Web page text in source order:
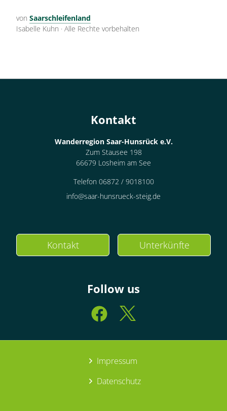
von Saarschleifenland
Isabelle Kuhn · Alle Rechte vorbehalten
Kontakt
Wanderregion Saar-Hunsrück e.V.
Zum Stausee 198
66679 Losheim am See
Telefon 06872 / 9018100
info@saar-hunsrueck-steig.de
Kontakt Unterkünfte
Follow us
Impressum
Datenschutz